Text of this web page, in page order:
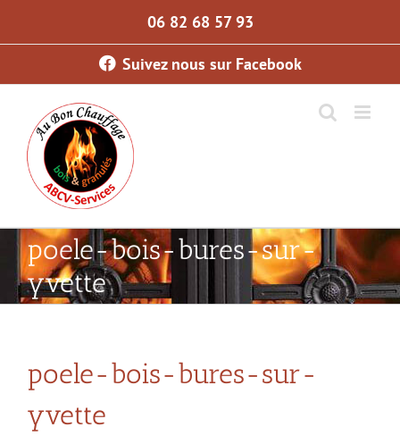
06 82 68 57 93
Suivez nous sur Facebook
poele-bois-bures-sur-
yvette
poele-bois-bures-sur-
yvette